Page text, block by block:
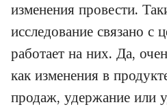
изменения провести.
исследование связано
работает на них. Да,
как изменения в
продаж, удержание или